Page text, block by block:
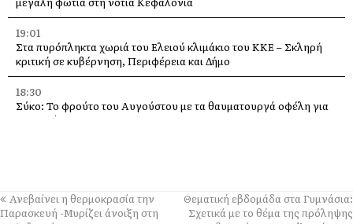
19:01
Στα πυρόπληκτα χωριά του Ελειού κλιμάκιο του ΚΚΕ – Σκληρή
κριτική σε κυβέρνηση, Περιφέρεια και Δήμο
18:30
Σύκο: Το φρούτο του Αυγούστου με τα θαυματουργά οφέλη για
την υγεία
14:14
Ανεβαίνει η θερμοκρασία την
Παρασκευή -Μυρίζει άνοιξη στη
Θεματική εβδομάδα στα Γυμνάσια:
Σχετικά με το θέμα της πρόληψης